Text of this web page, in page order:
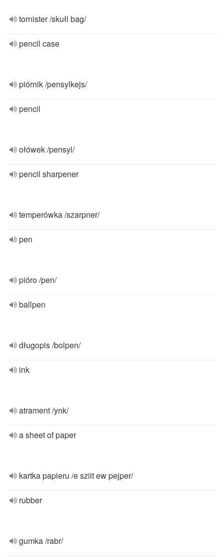
tornister /skułl bag/
pencil case
piórnik /pensylkejs/
pencil
ołówek /pensyl/
pencil sharpener
temperówka /szarpner/
pen
pióro /pen/
ballpen
długopis /bolpen/
ink
atrament /ynk/
a sheet of paper
kartka papieru /e sziit ew pejper/
rubber
gumka /rabr/